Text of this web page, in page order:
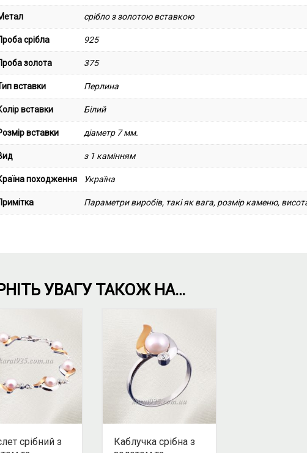
срібло з золотою вставкою
срібла 925
золота 375
вставки Перлина
вставки Білий
вставки діаметр 7 мм.
з 1 камінням
походження Україна
Параметри виробів, такі як вага, розмір каменю,
УВАГУ ТАКОЖ НА…
срібний з
Каблучка срібна з